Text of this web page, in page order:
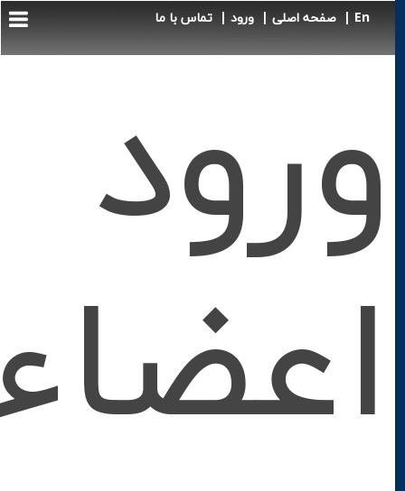
En | صفحه اصلی | ورود | تماس با ما
ورود
اعضاء